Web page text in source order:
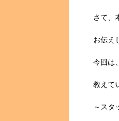
さて、
お伝え
今回は
教えて
～スタ